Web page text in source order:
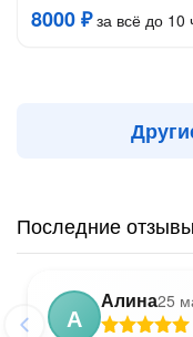
8000 ₽за всё до 10
Последние
А
Алина25